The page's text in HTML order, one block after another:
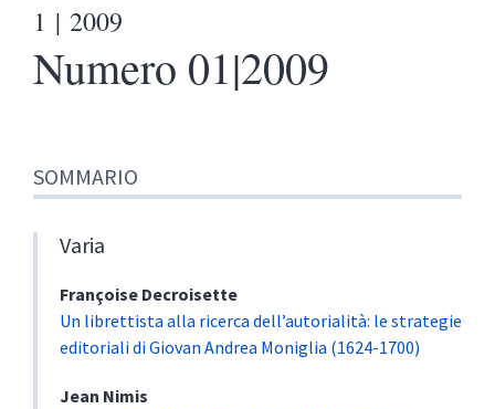
1 | 2009
Numero 01|2009
SOMMARIO
Varia
Françoise Decroisette
Un librettista alla ricerca dell’autorialità: le strategie
editoriali di Giovan Andrea Moniglia (1624-1700)
Jean Nimis